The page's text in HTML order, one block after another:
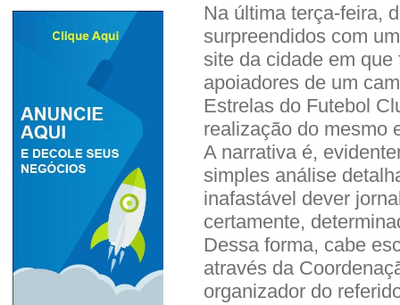
Na última terça-feira,
surpreendidos com
site da cidade em
apoiadores de um
Estrelas do Futebol
realização do mesmo
A narrativa é,
simples análise
inafastável dever
certamente,
Dessa forma, cabe
através da
organizador do